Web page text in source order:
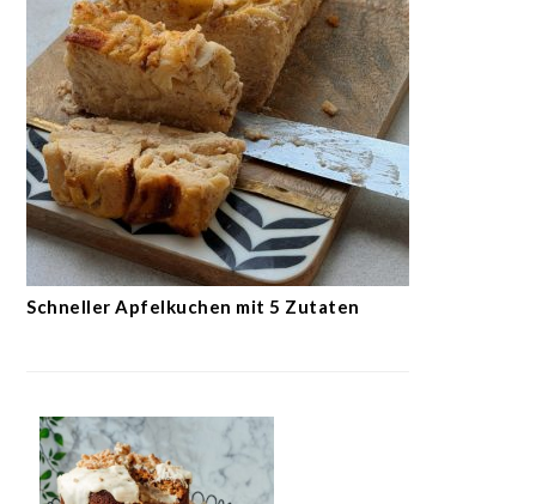
Schneller Apfelkuchen mit 5 Zutaten